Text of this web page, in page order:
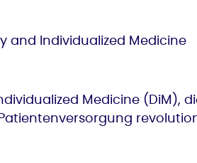
and Individualized Medicine
Medicine (DiM),